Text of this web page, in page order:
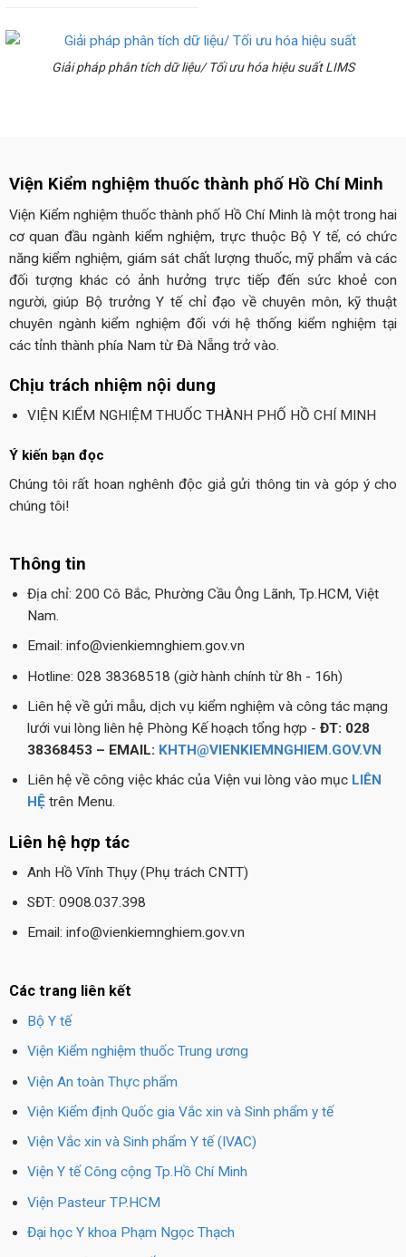
Giải pháp phân tích dữ liệu/ Tối ưu hóa hiệu suất LIMS
Viện Kiểm nghiệm thuốc thành phố Hồ Chí Minh
Viện Kiểm nghiệm thuốc thành phố Hồ Chí Minh là một trong hai
cơ quan đầu ngành kiểm nghiệm, trực thuộc Bộ Y tế, có chức
năng kiểm nghiệm, giám sát chất lượng thuốc, mỹ phẩm và các
đối tượng khác có ảnh hưởng trực tiếp đến sức khoẻ con
người, giúp Bộ trưởng Y tế chỉ đạo về chuyên môn, kỹ thuật
chuyên ngành kiểm nghiệm đối với hệ thống kiểm nghiệm tại
các tỉnh thành phía Nam từ Đà Nẵng trở vào.
Chịu trách nhiệm nội dung
VIỆN KIỂM NGHIỆM THUỐC THÀNH PHỐ HỒ CHÍ MINH
Ý kiến bạn đọc
Chúng tôi rất hoan nghênh độc giả gửi thông tin và góp ý cho
chúng tôi!
Thông tin
Địa chỉ: 200 Cô Bắc, Phường Cầu Ông Lãnh, Tp.HCM, Việt
Nam.
Email: info@vienkiemnghiem.gov.vn
Hotline: 028 38368518 (giờ hành chính từ 8h - 16h)
Liên hệ về gửi mẫu, dịch vụ kiểm nghiệm và công tác mạng
lưới vui lòng liên hệ Phòng Kế hoạch tổng hợp - ĐT: 028
38368453 – EMAIL: KHTH@VIENKIEMNGHIEM.GOV.VN
Liên hệ về công việc khác của Viện vui lòng vào mục LIÊN
HỆtrên Menu.
Liên hệ hợp tác
Anh Hồ Vĩnh Thụy (Phụ trách CNTT)
SĐT: 0908.037.398
Email: info@vienkiemnghiem.gov.vn
Các trang liên kết
Bộ Y tế
Viện Kiểm nghiệm thuốc Trung ương
Viện An toàn Thực phẩm
Viện Kiểm định Quốc gia Vắc xin và Sinh phẩm y tế
Viện Vắc xin và Sinh phẩm Y tế (IVAC)
Viện Y tế Công cộng Tp.Hồ Chí Minh
Viện Pasteur TP.HCM
Đại học Y khoa Phạm Ngọc Thạch